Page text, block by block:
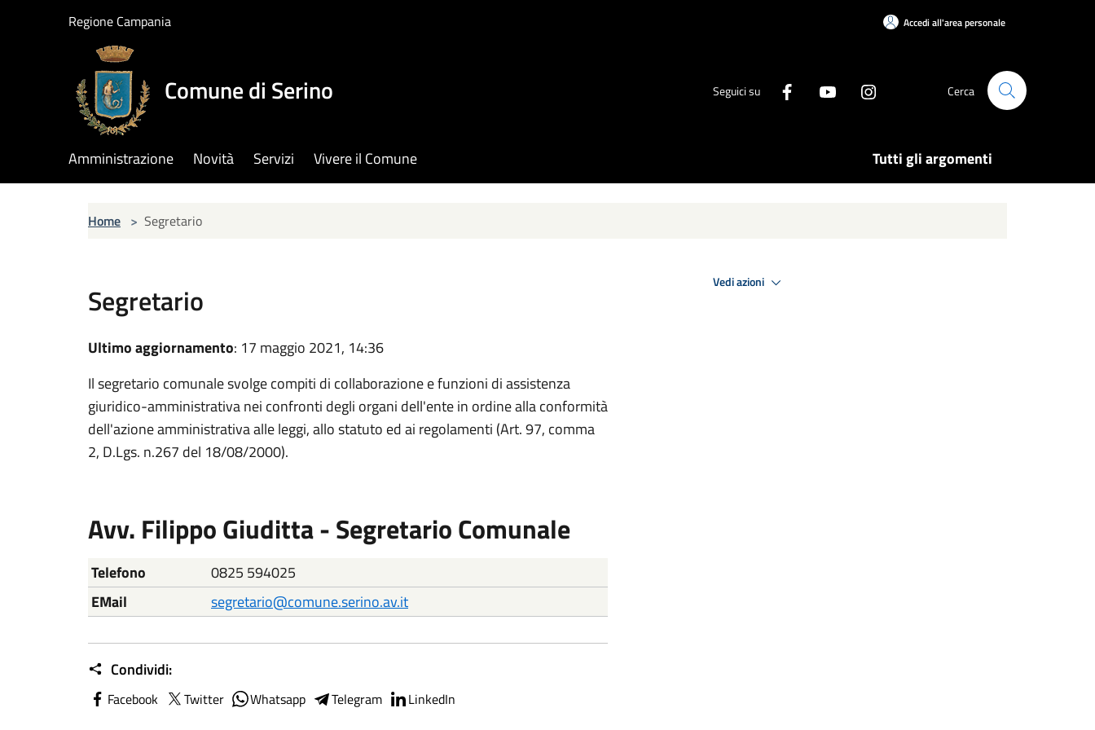
Regione Campania Accedi all'area personale
Comune di Serino Seguici su Cerca
Amministrazione Novità Servizi Vivere il Comune Tutti gli argomenti
Home > Segretario
Segretario
Ultimo aggiornamento: 17 maggio 2021, 14:36
Il segretario comunale svolge compiti di collaborazione e funzioni di assistenza
giuridico-amministrativa nei confronti degli organi dell'ente in ordine alla conformità
dell'azione amministrativa alle leggi, allo statuto ed ai regolamenti (Art. 97, comma
2, D.Lgs. n.267 del 18/08/2000).
Avv. Filippo Giuditta - Segretario Comunale
Nome Descrizione
Telefono
0825 594025
EMail
segretario@comune.serino.av.it
Condividi:
Facebook Twitter Whatsapp Telegram LinkedIn
Vedi azioni